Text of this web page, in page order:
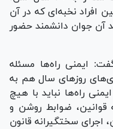
افراد نخبه‌ای که در آن
آن جوان دانشمند حضور
ایمنی راه‌ها مسئله
روز‌های سال هم به
راه‌ها نباید با هیچ
قوانین، ضوابط روشن و
اجرای سختگیرانه قانون